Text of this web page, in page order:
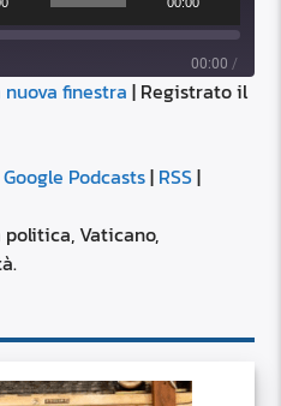
00:00 /
finestra | Registrato il
Google Podcasts| RSS|
Vaticano,